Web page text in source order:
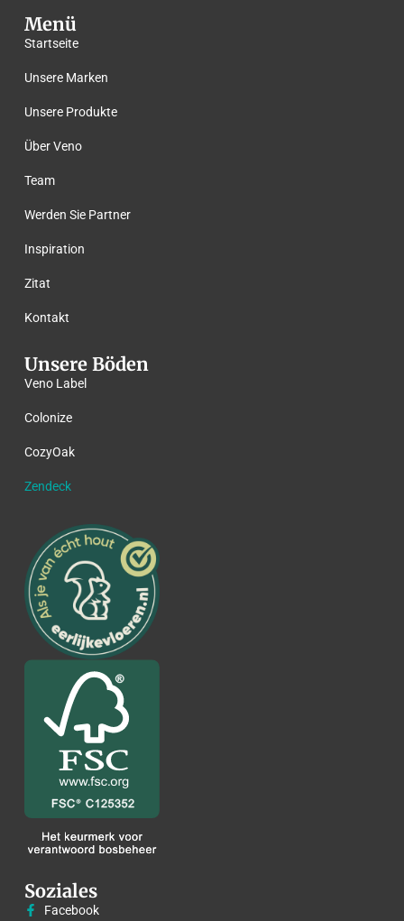
Menü
Startseite
Unsere Marken
Unsere Produkte
Über Veno
Team
Werden Sie Partner
Inspiration
Zitat
Kontakt
Unsere Böden
Veno Label
Colonize
CozyOak
Zendeck
Soziales
Facebook